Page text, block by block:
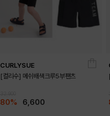
CURLYSUE
[컬리수] 메쉬배색크루5부팬츠
80% 6,600